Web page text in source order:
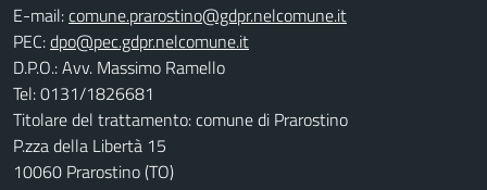
E-mail:
PEC:
D.P.O.: Avv. Massimo Ramello
Tel: 0131/1826681
Titolare del trattamento: comune di Prarostino
P.zza della Libertà 15
10060 Prarostino (TO)